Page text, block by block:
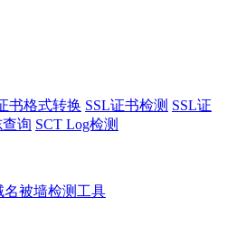
书格式转换 SSL证书检测 SSL证
询 SCT Log检测
名被墙检测工具